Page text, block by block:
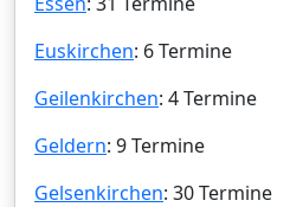
Euskirchen: 6 Termine
Geilenkirchen: 4 Termine
Geldern: 9 Termine
Gelsenkirchen: 30 Termine